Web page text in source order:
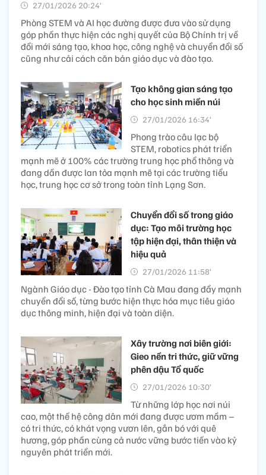
27/01/2026 20:24’
Phòng STEM và AI học đường được đưa vào sử dụng
góp phần thực hiện các nghị quyết của Bộ Chính trị về
đổi mới sáng tạo, khoa học, công nghệ và chuyển đổi số
cũng như cải cách căn bản giáo dục và đào tạo.
Tạo không gian sáng tạo
cho học sinh miền núi
27/01/2026 16:34’
Phong trào câu lạc bộ
STEM, robotics phát triển
mạnh mẽ ở 100% các trường trung học phổ thông và
đang dần được lan tỏa mạnh mẽ tại các trường tiểu
học, trung học cơ sở trong toàn tỉnh Lạng Sơn.
Chuyển đổi số trong giáo
dục: Tạo môi trường học
tập hiện đại, thân thiện và
hiệu quả
27/01/2026 11:58’
Ngành Giáo dục - Đào tạo tỉnh Cà Mau đang đẩy mạnh
chuyển đổi số, từng bước hiện thực hóa mục tiêu giáo
dục thông minh, hiện đại và toàn diện.
Xây trường nơi biên giới:
Gieo nền tri thức, giữ vững
phên dậu Tổ quốc
27/01/2026 10:30’
Từ những lớp học nơi núi
cao, một thế hệ công dân mới đang được ươm mầm –
có tri thức, có khát vọng vươn lên, gắn bó với quê
hương, góp phần cùng cả nước vững bước tiến vào kỷ
nguyên phát triển mới.